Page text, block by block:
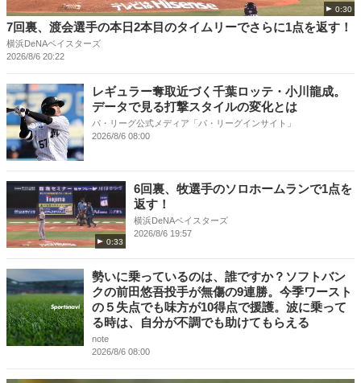
0:30
7回裏、渡会選手の本日2本目のタイムリーでさらに1点を返す！
横浜DeNAベイスターズ
2026/8/6 20:22
レギュラー奪取近づく千葉ロッテ・小川龍成。
データで見る打撃スタイルの変化とは
パ・リーグ公式メディア「パ・リーグインサイト」
2026/8/6 08:00
0:33
6回裏、牧選手のソロホームランで1点を
返す！
横浜DeNAベイスターズ
2026/8/6 19:57
勢いに乗っているのは、誰ですか？ソフトバン
クの前田悠吾投手が無傷の9連勝。今季ワースト
の５失点でも味方が10得点で援護。波に乗って
る時は、自分が不調でも助けてもらえる
note
2026/8/6 08:00